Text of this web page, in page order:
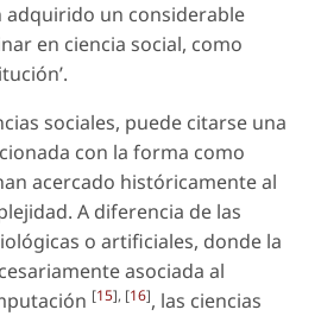
adquirido un considerable
en ciencia social, como
sociales, puede citarse una
con la forma como
acercado históricamente al
A diferencia de las
o artificiales, donde la
asociada al
[15], [16], las ciencias